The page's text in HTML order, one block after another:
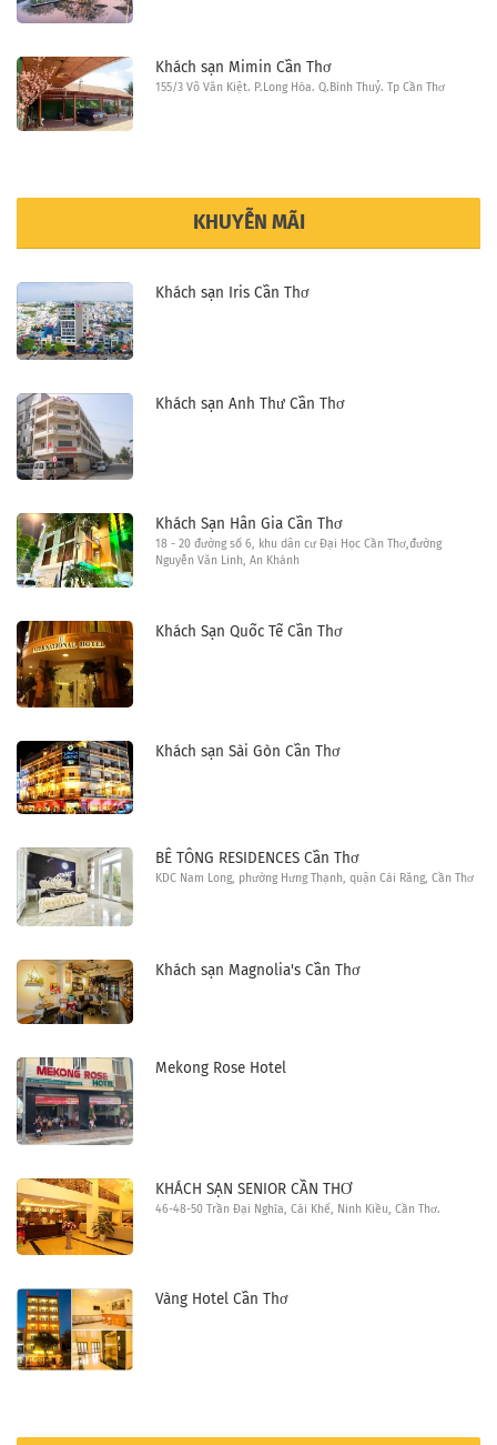
Khách sạn Mimin Cần Thơ
155/3 Võ Văn Kiệt. P.Long Hòa. Q.Bình Thuỷ. Tp Cần Thơ
KHUYỄN MÃI
Khách sạn Iris Cần Thơ
Khách sạn Anh Thư Cần Thơ
Khách Sạn Hân Gia Cần Thơ
18 - 20 đường số 6, khu dân cư Đại Học Cần Thơ,đường
Nguyễn Văn Linh, An Khánh
Khách Sạn Quốc Tế Cần Thơ
Khách sạn Sài Gòn Cần Thơ
BÊ TÔNG RESIDENCES Cần Thơ
KDC Nam Long, phường Hưng Thạnh, quận Cái Răng, Cần Thơ
Khách sạn Magnolia's Cần Thơ
Mekong Rose Hotel
KHÁCH SẠN SENIOR CẦN THƠ
46-48-50 Trần Đại Nghĩa, Cái Khế, Ninh Kiều, Cần Thơ.
Vàng Hotel Cần Thơ